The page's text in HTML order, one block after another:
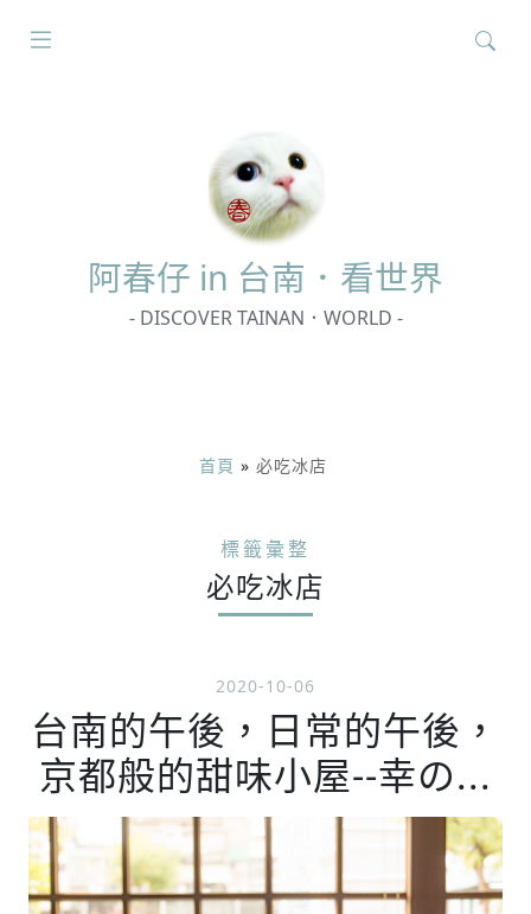
阿春仔 in 台南．看世界
- DISCOVER TAINAN．WORLD -
首頁 » 必吃冰店
標籤彙整
必吃冰店
2020-10-06
台南的午後，日常的午後，
京都般的甜味小屋--幸の...